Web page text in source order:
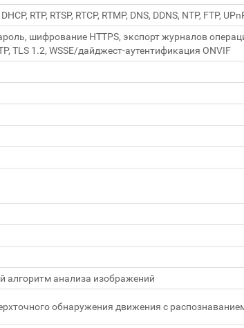
RTP, RTSP, RTCP, RTMP, DNS, DDNS, NTP, FTP,
шифрование HTTPS, экспорт журналов
TLS 1.2, WSSE/дайджест-аутентификация ONVIF
алгоритм анализа изображений
обнаружения движения с